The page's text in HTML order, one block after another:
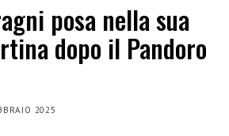
posa nella sua
dopo il Pandoro
2025